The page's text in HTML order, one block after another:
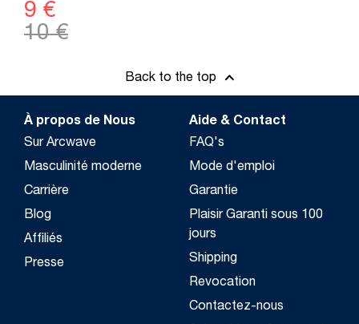
9 €
10 €
Back to the top
À propos de Nous
Sur Arcwave
Masculinité moderne
Carrière
Blog
Affiliés
Presse
Aide & Contact
FAQ's
Mode d'emploi
Garantie
Plaisir Garanti sous 100
jours
Shipping
Revocation
Contactez-nous